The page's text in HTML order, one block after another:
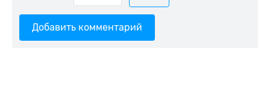
Добавить комментарий